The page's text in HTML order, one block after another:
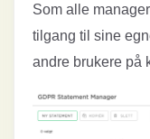
Som alle
tilgang til sine
andre brukere på